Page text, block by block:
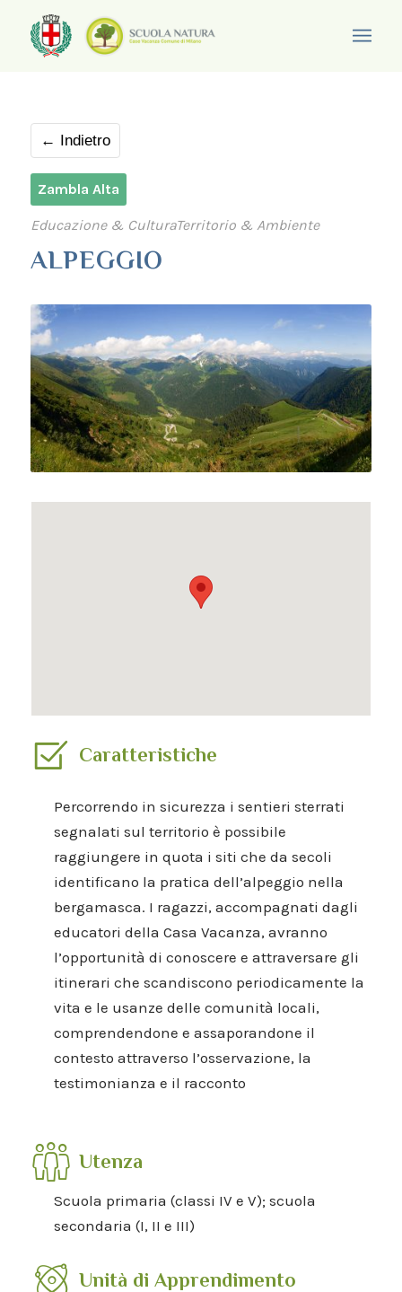
← Indietro
Zambla Alta
Educazione & CulturaTerritorio & Ambiente
ALPEGGIO
Caratteristiche
Percorrendo in sicurezza i sentieri sterrati
segnalati sul territorio è possibile
raggiungere in quota i siti che da secoli
identificano la pratica dell’alpeggio nella
bergamasca. I ragazzi, accompagnati dagli
educatori della Casa Vacanza, avranno
l’opportunità di conoscere e attraversare gli
itinerari che scandiscono periodicamente la
vita e le usanze delle comunità locali,
comprendendone e assaporandone il
contesto attraverso l’osservazione, la
testimonianza e il racconto
Utenza
Scuola primaria (classi IV e V); scuola
secondaria (I, II e III)
Unità di Apprendimento